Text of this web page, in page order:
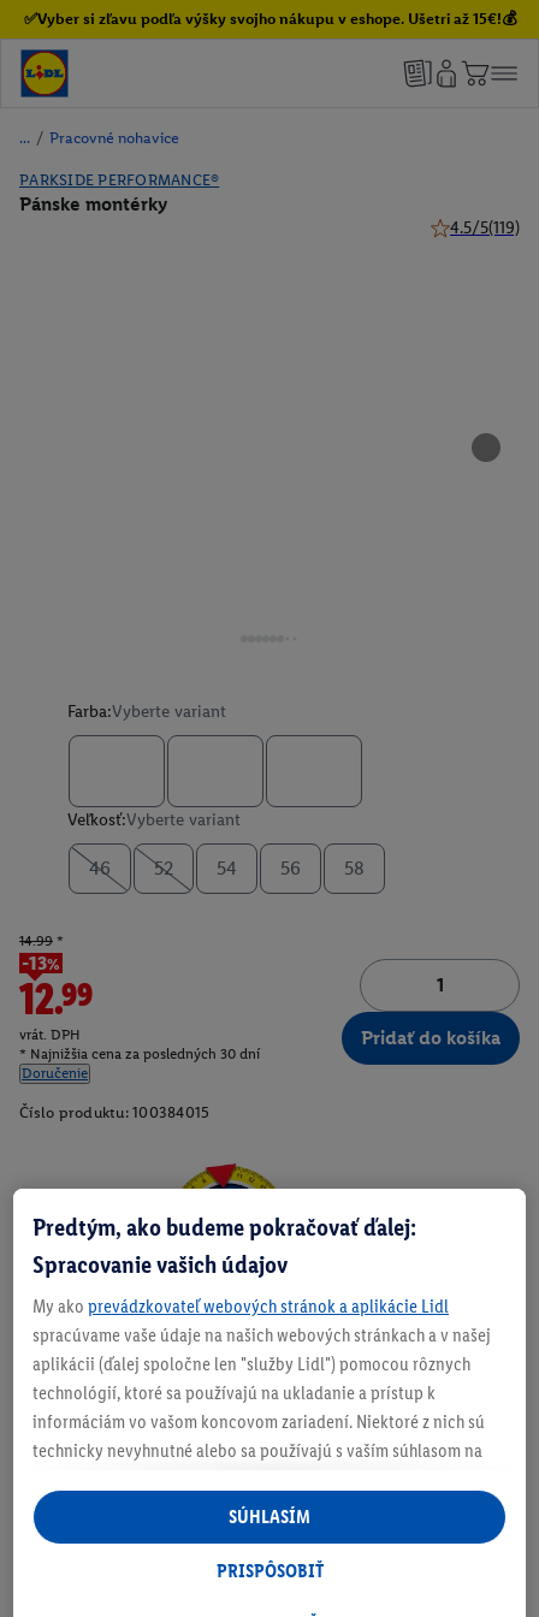
✅Vyber si zľavu podľa výšky svojho nákupu v eshope. Ušetri až 15€!💰
/ Pracovné nohavice
PARKSIDE PERFORMANCE®
Pánske montérky
4.5/5(119)
Farba:Vyberte variant
Veľkosť:Vyberte variant
46 52 54 56 58
14.99 *
-13%
12.99
vrát. DPH
* Najnižšia cena za posledných 30 dní
Doručenie
Pridať do košíka
Číslo produktu: 100384015
Zistite svoju veľkosť
O produkte
Predtým, ako budeme pokračovať ďalej:
Spracovanie vašich údajov
My ako prevádzkovateľ webových stránok a aplikácie Lidl
spracúvame vaše údaje na našich webových stránkach a v našej
aplikácii (ďalej spoločne len "služby Lidl") pomocou rôznych
technológií, ktoré sa používajú na ukladanie a prístup k
informáciám vo vašom koncovom zariadení. Niektoré z nich sú
technicky nevyhnutné alebo sa používajú s vaším súhlasom na
personalizovanú reklamu v rámci služieb Lidl aj mimo nich. Ak
ste účastníkom programu Lidl Plus, na tieto účely sa spracúvajú
aj údaje z vášho nákupného správania v obchode.
PRISPÔSOBIŤ
SÚHLASÍM